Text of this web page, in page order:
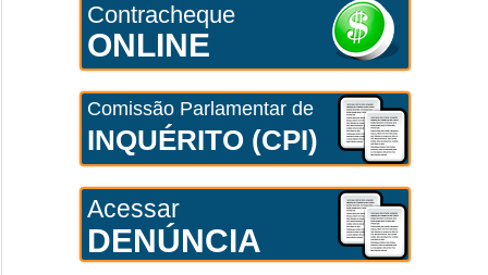
Contracheque
ONLINE
Comissão Parlamentar de
INQUÉRITO (CPI)
Acessar
DENÚNCIA